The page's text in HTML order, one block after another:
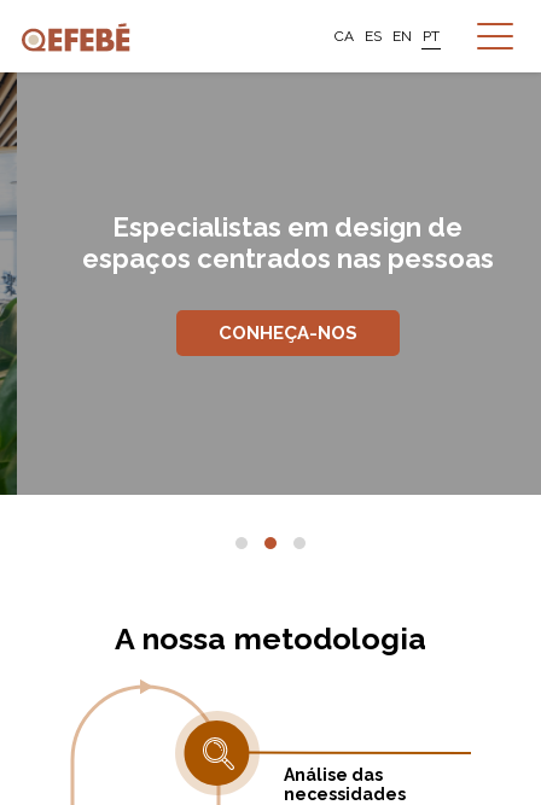
CA ES EN PT
Especialistas em design de
espaços centrados nas pessoas
CONHEÇA-NOS
A nossa metodologia
Análise das
necessidades